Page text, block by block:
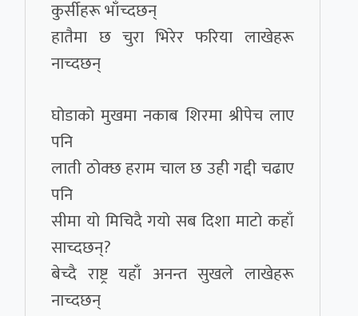
कुर्सीहरू भाँच्दछन्
हातैमा छ चुरा भिरेर फरिया लाखेहरू
नाच्दछन्
घोडाको मुखमा नकाब शिरमा श्रीपेच लाए
पनि
लाती ठोक्छ हराम चाल छ उही गद्दी चढाए
पनि
सीमा यो मिचिदै गयो सब दिशा माटो कहाँ
साच्दछन्?
बेच्दै राष्ट्र यहाँ अनन्त सुखले लाखेहरू
नाच्दछन्